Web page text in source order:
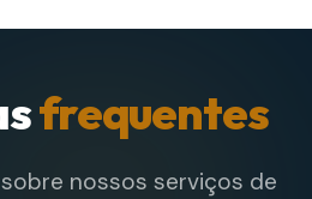
frequentes
nossos serviços de